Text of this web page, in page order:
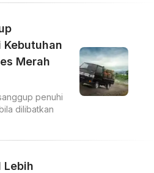
Kebutuhan
Merah
penuhi
dilibatkan
Lebih